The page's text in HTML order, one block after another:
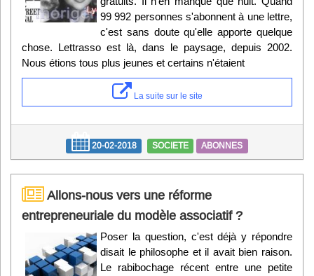
99 992 personnes s'abonnent à une lettre,
c'est sans doute qu'elle apporte quelque
chose. Lettrasso est là, dans le paysage, depuis 2002.
Nous étions tous plus jeunes et certains n'étaient
La suite sur le site
20-02-2018 SOCIETE ABONNES
Allons-nous vers une réforme
entrepreneuriale du modèle associatif ?
Poser la question, c'est déjà y répondre
disait le philosophe et il avait bien raison.
Le rabibochage récent entre une petite